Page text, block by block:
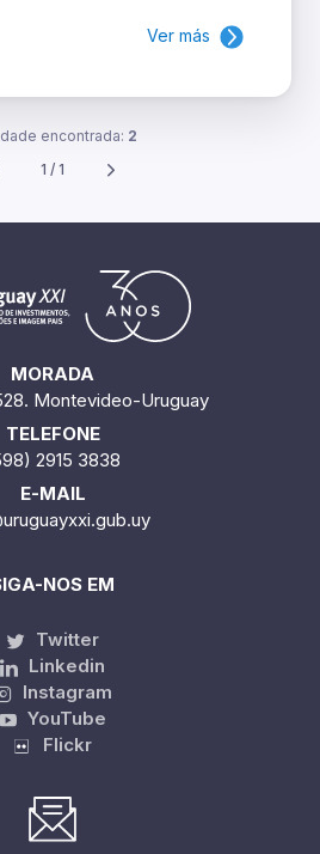
Ver más
encontrada: 2
1 / 1
MORADA
Montevideo-Uruguay
TELEFONE
2915 3838
E-MAIL
NOS EM
Twitter
Linkedin
Instagram
YouTube
Flickr